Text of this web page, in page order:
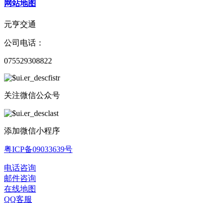
网站地图
元亨交通
公司电话：
075529308822
关注微信公众号
添加微信小程序
粤ICP备09033639号
电话咨询
邮件咨询
在线地图
QQ客服